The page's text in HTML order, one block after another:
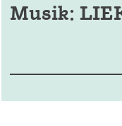
Musik: